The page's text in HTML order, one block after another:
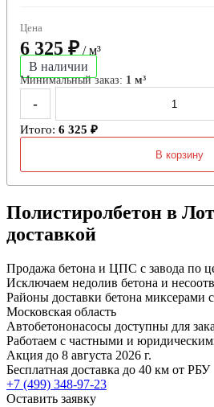
Цена
6 325 ₽ / м³
В наличии
Минимальный заказ: 1 м³
-
Итого: 6 325 ₽
В корзину
Полистиролбетон в
доставкой
Продажа бетона и ЦПС с завода по
Исключаем недолив бетона и
Районы доставки бетона миксерами
Московская область
Автобетононасосы доступны для
Работаем с частными и
Акция до 8 августа 2026 г.
Бесплатная доставка до 40 км от РБУ
+7 (499) 348-97-23
Оставить заявку